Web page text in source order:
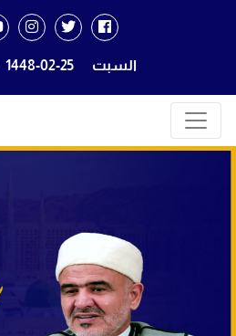
السبت 1448-02-25